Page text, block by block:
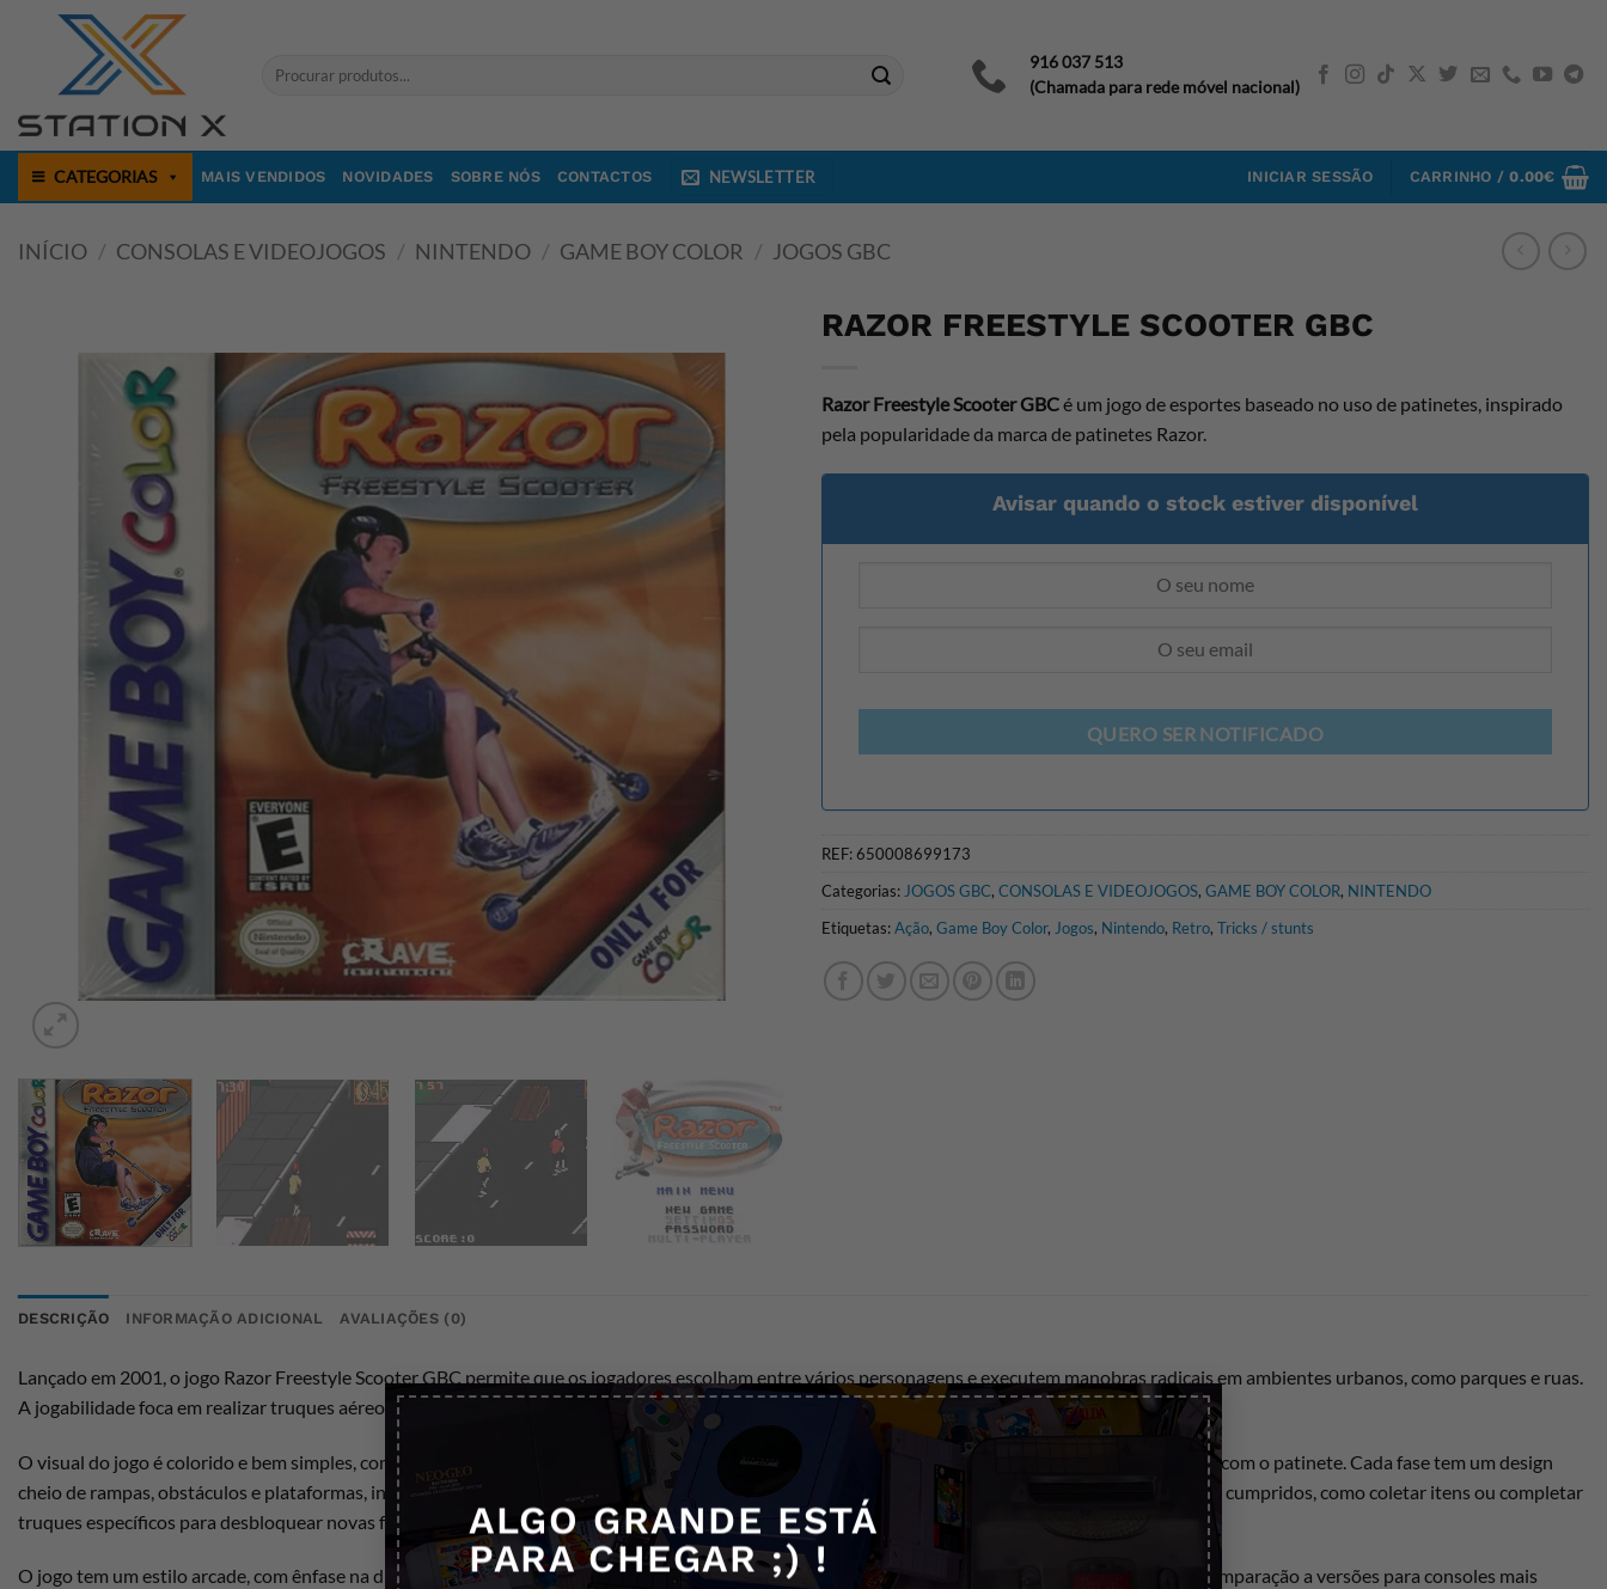
ALGO GRANDE ESTÁ
PARA CHEGAR ;) !
×
Pesquisar
916 037 513
(Chamada para rede móvel nacional)
CATEGORIAS MAIS VENDIDOS NOVIDADES SOBRE NÓS CONTACTOS NEWSLETTER INICIAR SESSÃO CARRINHO /0.00€
INÍCIO / CONSOLAS E VIDEOJOGOS / NINTENDO / GAME BOY COLOR / JOGOS GBC
RAZOR FREESTYLE SCOOTER GBC
Razor Freestyle Scooter GBCé um jogo de esportes baseado no uso de patinetes, inspirado
pela popularidade da marca de patinetes Razor.
Avisar quando o stock estiver disponível
QUERO SER NOTIFICADO
REF:650008699173
Categorias: JOGOS GBC, CONSOLAS E VIDEOJOGOS, GAME BOY COLOR, NINTENDO
Etiquetas:Ação, Game Boy Color, Jogos, Nintendo, Retro, Tricks / stunts
DESCRIÇÃO INFORMAÇÃO ADICIONAL AVALIAÇÕES (0)
Lançado em 2001, o jogo Razor Freestyle Scooter GBC permite que os jogadores escolham entre vários personagens e executem manobras radicais em ambientes urbanos, como parques e ruas.
A jogabilidade foca em realizar truques aéreos, grindar em corrimões e obter pontuações altas através de combos.
O visual do jogo é colorido e bem simples, com gráficos típicos do Game Boy Color, e os controles são intuitivos, facilitando a execução de manobras com o patinete. Cada fase tem um design
cheio de rampas, obstáculos e plataformas, incentivando o jogador a explorar os cenários e melhorar suas habilidades. Há também objetivos a serem cumpridos, como coletar itens ou completar
truques específicos para desbloquear novas fases.
O jogo tem um estilo arcade, com ênfase na diversão e na ação rápida, e agrada fãs de esportes radicais e jogos de habilidade. Embora limitado em comparação a versões para consoles mais